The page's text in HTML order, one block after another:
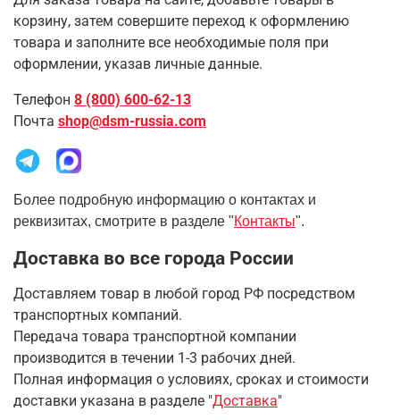
корзину, затем совершите переход к оформлению
товара и заполните все необходимые поля при
оформлении, указав личные данные.
Телефон 8 (800) 600-62-13
Почта shop@dsm-russia.com
Более подробную информацию о контактах и
реквизитах, смотрите в разделе "Контакты".
Доставка во все города России
Доставляем товар в любой город РФ посредством
транспортных компаний.
Передача товара транспортной компании
производится в течении 1-3 рабочих дней.
Полная информация о условиях, сроках и стоимости
доставки указана в разделе "Доставка"